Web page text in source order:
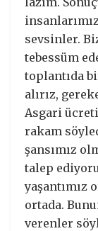
sevsinler.
tebessüm
toplantıda
alırız,
Asgari
rakam
şansımız
talep
yaşantımız
ortada.
verenler